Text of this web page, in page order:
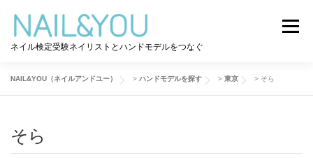
ネイル検定受験ネイリストとハンドモデルをつなぐ
メニュー
ハンドモデルを探す
NAIL&YOU（ネイルアンドユー） > ハンドモデルを探す > 東京 > そら
そら